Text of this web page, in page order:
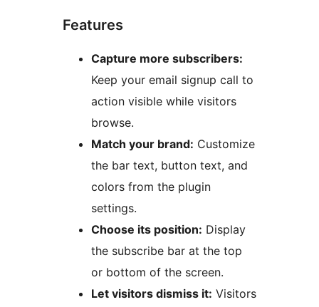
Features
Capture more subscribers:
Keep your email signup call to
action visible while visitors
browse.
Match your brand: Customize
the bar text, button text, and
colors from the plugin
settings.
Choose its position: Display
the subscribe bar at the top
or bottom of the screen.
Let visitors dismiss it: Visitors